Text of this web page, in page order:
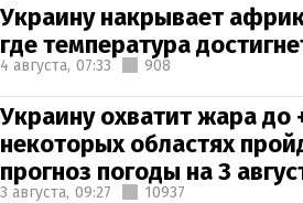
Украину накрывает
где температура
4 августа, 07:33 908
Украину охватит жара до
некоторых областях
прогноз погоды на 3
3 августа, 09:27 10937